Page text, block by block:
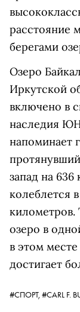
расстояние
берегами
Озеро
Иркутской
включено в
наследия
напоминает
запад на
колеблется
километров.
озеро в
в этом
достигает
#СПОРТ, #CARL F.